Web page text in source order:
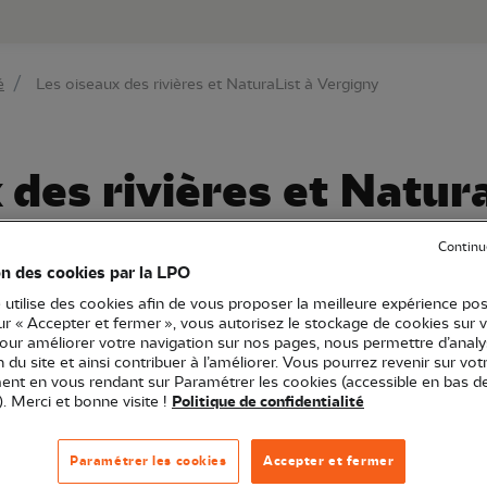
Aller à la
Les oiseaux des rivières et NaturaList à Vergigny
des rivières et
Franche-Comté Sciences participatives Sortie nature
de la vie associative », venez vous
grâce à l'application NaturaList. Ici, les
des cookies par la LPO
utilise des cookies afin de vous proposer la meilleure expérience
« Accepter et fermer », vous autorisez le stockage de cookies sur
améliorer votre navigation sur nos pages, nous permettre
du site et ainsi contribuer à l’améliorer. Vous pourrez revenir sur
en vous rendant sur Paramétrer les cookies (accessible en bas
Merci et bonne visite ! Politique de confidentialité
Accepter et fermer
Paramétrer les cookies